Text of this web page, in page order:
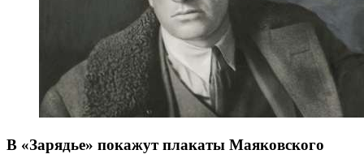
В «Зарядье» покажут плакаты Маяковского